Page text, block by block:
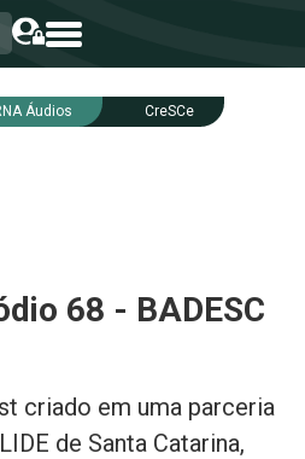
Áudios CreSCe
68 - BADESC
criado em uma parceria
de Santa Catarina,